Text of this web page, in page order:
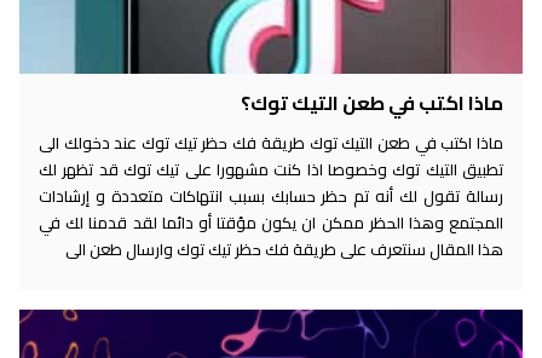
ماذا اكتب في طعن التيك توك؟
ماذا اكتب في طعن التيك توك طريقة فك حظر تيك توك عند دخولك الى
تطبيق التيك توك وخصوصا اذا كنت مشهورا على تيك توك قد تظهر لك
رسالة تقول لك أنه تم حظر حسابك بسبب انتهاكات متعددة و إرشادات
المجتمع وهذا الحظر ممكن ان يكون مؤقتا أو دائما لقد قدمنا لك في
هذا المقال سنتعرف على طريقة فك حظر تيك توك وارسال طعن الى